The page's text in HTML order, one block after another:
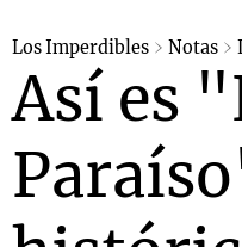
Los Imperdibles Notas
Así es